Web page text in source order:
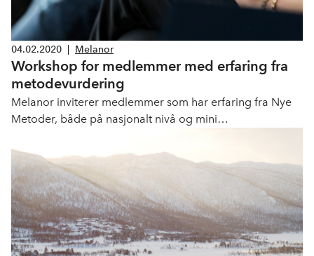
04.02.2020 Melanor
Workshop for medlemmer med erfaring fra
metodevurdering
Melanor inviterer medlemmer som har erfaring fra Nye
Metoder, både på nasjonalt nivå og mini